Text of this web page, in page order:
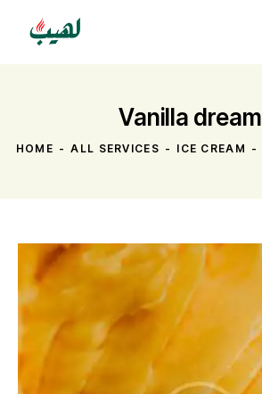
Vanilla dream
HOME ALL SERVICES ICE CREAM